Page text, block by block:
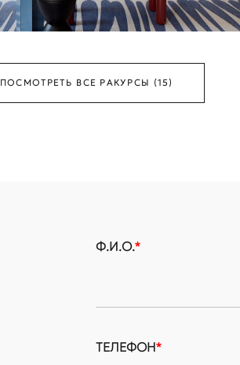
ПОСМОТРЕТЬ ВСЕ РАКУРСЫ (15)
Ф.И.О.*
ТЕЛЕФОН*